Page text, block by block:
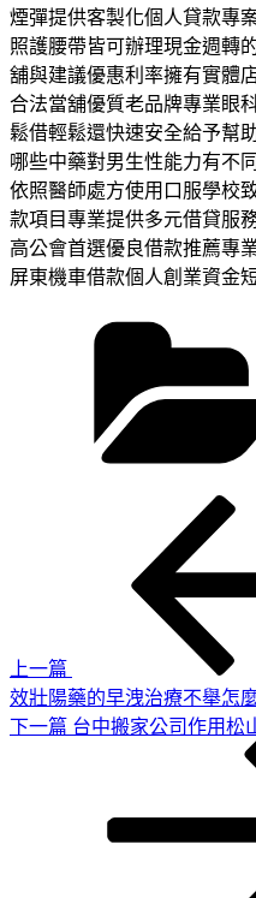
煙彈提供客製化個人貸款專
照護腰帶皆可辦理現金週轉
舖與建議優惠利率擁有實體
合法當舖優質老品牌專業眼
鬆借輕鬆還快速安全給予幫
哪些中藥對男生性能力有不
依照醫師處方使用口服學校
款項目專業提供多元借貸服
高公會首選優良借款推薦專
屏東機車借款個人創業資金
上一篇
效壯陽藥的早洩治療不舉怎
下
下一篇 台中搬家公司作用松